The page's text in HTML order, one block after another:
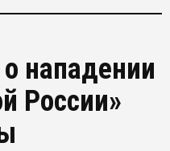
нападении
России»